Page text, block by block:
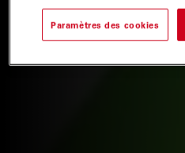
Paramètres des cookies